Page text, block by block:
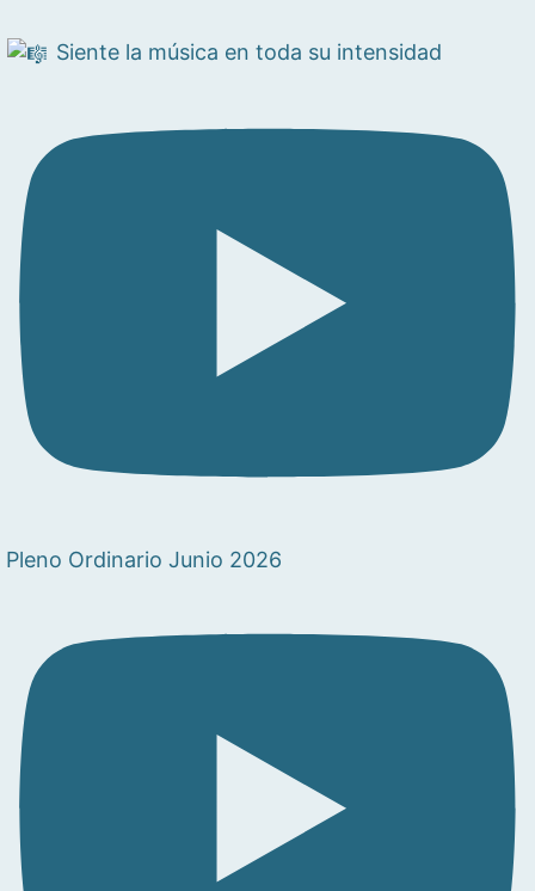
Siente la música en toda su intensidad
Pleno Ordinario Junio 2026